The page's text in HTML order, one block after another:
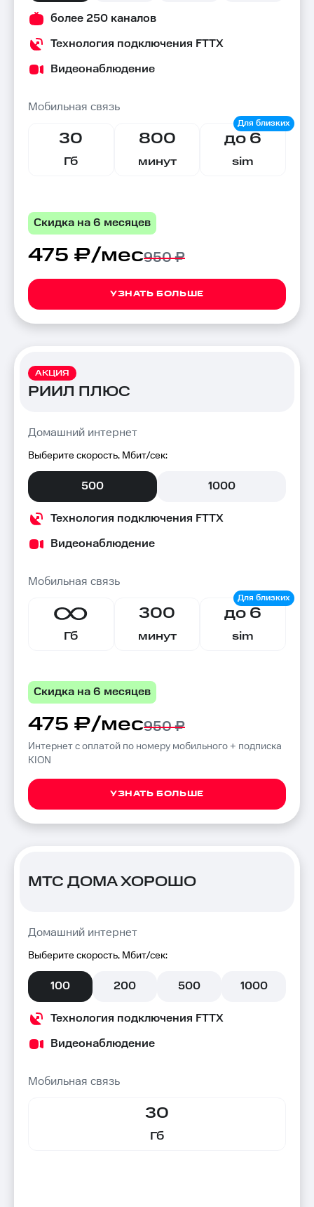
более 250 каналов
Технология подключения FTTX
Видеонаблюдение
Мобильная связь
30
Гб
800
минут
до 6
sim
Скидка на 6 месяцев
475 ₽/мес950 ₽
УЗНАТЬ БОЛЬШЕ
АКЦИЯ
РИИЛ ПЛЮС
Домашний интернет
Выберите скорость, Мбит/сек:
500 1000
Технология подключения FTTX
Видеонаблюдение
Мобильная связь
Гб
300
минут
до 6
sim
Скидка на 6 месяцев
475 ₽/мес950 ₽
Интернет с оплатой по номеру мобильного + подписка
KION
УЗНАТЬ БОЛЬШЕ
МТС ДОМА ХОРОШО
Домашний интернет
Выберите скорость, Мбит/сек:
100 200 500 1000
Технология подключения FTTX
Видеонаблюдение
Мобильная связь
30
Гб